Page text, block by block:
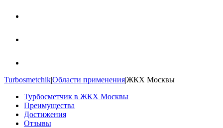
Turbosmetchik|Области применения|ЖКХ Москвы
Турбосметчик в ЖКХ Москвы
Преимущества
Достижения
Отзывы